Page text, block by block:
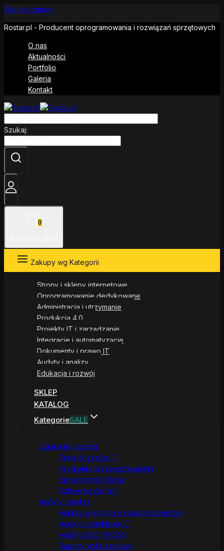
Skip to content
Rostar.pl - Producent oprogramowania i rozwiązań sprzętowych
O nas
Aktualności
Portfolio
Galeria
Kontakt
Szukaj:
0
Zakupy wg Kategorii
Strony i sklepy internetowe
Oprogramowanie dedykowane
Administracja i utrzymanie
Produkcja 4.0
Projekty IT i zarządzanie
Integracje i automatyzacje
Dokumenty i prawo IT
Audyty i analizy
Edukacja i rozwój
SKLEP
KATALOG
KategorieSALE
Edukacja i rozwój
Praktyki i staże IT
Programy przebranżowienia
Społeczność Rostar
Szkolenia dla firm
Audyty i analizy
Analizy wydajności i bezpieczeństwa
Audyty projektowe IT
Audyty SEO i WCAG
Raporty wdrożeniowe